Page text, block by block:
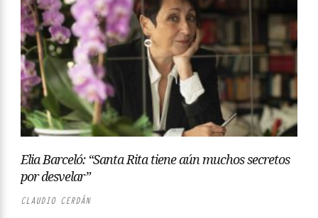
Elia Barceló: “Santa Rita tiene aún muchos secretos
por desvelar”
CLAUDIO CERDÁN